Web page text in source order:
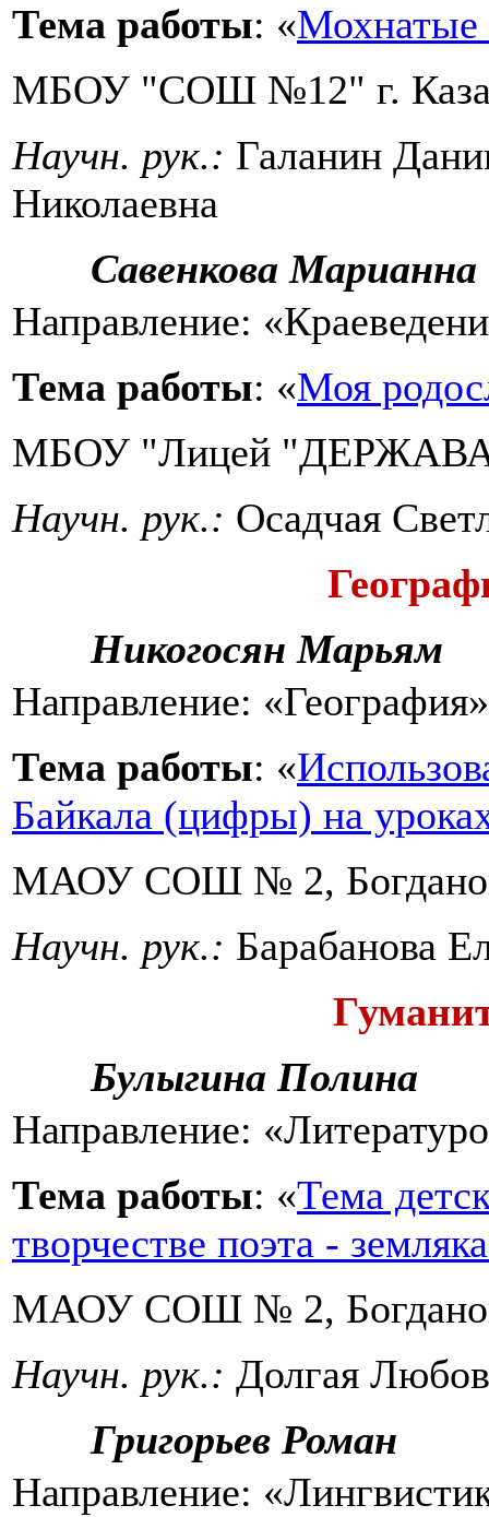
Тема работы: «Мохнатые
МБОУ "СОШ №12" г.
Научн. рук.: Галанин
Николаевна
Савенкова Марианна
Направление:
Тема работы: «Моя
МБОУ "Лицей
Научн. рук.: Осадчая
Никогосян Марьям
Направление: «География»
Тема работы: «
Байкала (цифры) на
МАОУ СОШ № 2,
Научн. рук.: Барабанова
Булыгина Полина
Направление:
Тема работы: «Тема
творчестве поэта -
МАОУ СОШ № 2,
Научн. рук.: Долгая
Григорьев Роман
Направление: